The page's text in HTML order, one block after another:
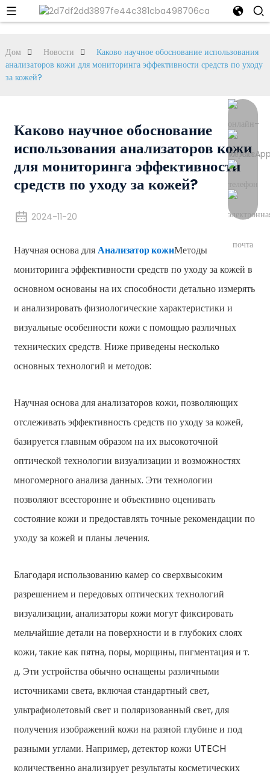
Дом Новости
Каково научное обоснование использования
анализаторов кожи для мониторинга эффективности средств по уходу
за кожей?
Каково научное обоснование
использования анализаторов кожи
для мониторинга эффективности
средств по уходу за кожей?
2024-11-20
Научная основа дляАнализатор кожиМетоды
мониторинга эффективности средств по уходу за кожей в
основном основаны на их способности детально измерять
и анализировать физиологические характеристики и
визуальные особенности кожи с помощью различных
технических средств. Ниже приведены несколько
основных технологий и методов:
Научная основа для анализаторов кожи, позволяющих
отслеживать эффективность средств по уходу за кожей,
базируется главным образом на их высокоточной
оптической технологии визуализации и возможностях
многомерного анализа данных. Эти технологии
позволяют всесторонне и объективно оценивать
состояние кожи и предоставлять точные рекомендации по
уходу за кожей и планы лечения.
Благодаря использованию камер со сверхвысоким
разрешением и передовых оптических технологий
визуализации, анализаторы кожи могут фиксировать
мельчайшие детали на поверхности и в глубоких слоях
кожи, такие как пятна, поры, морщины, пигментация и т.
д. Эти устройства обычно оснащены различными
источниками света, включая стандартный свет,
ультрафиолетовый свет и поляризованный свет, для
получения изображений кожи на разной глубине и под
разными углами. Например, детектор кожи UTECH
количественно анализирует результаты косметических